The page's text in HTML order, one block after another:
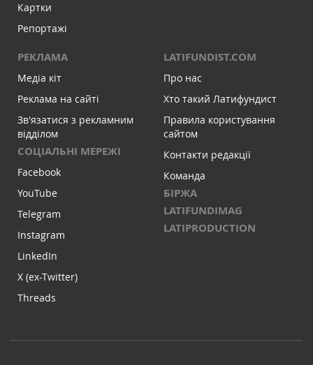
Картки
Репортажі
РЕКЛАМА
Медіа кіт
Реклама на сайті
Зв'язатися з рекламним
відділом
СОЦІАЛЬНІ МЕРЕЖІ
Facebook
YouTube
Telegram
Instagram
LinkedIn
X (ex-Twitter)
Threads
LATIFUNDIST.COM
Про нас
Хто такий Латифундист
Правила користування
сайтом
Контакти редакції
Команда
БІРЖА
LATIFUNDIMAG
LATIPRODUCTION